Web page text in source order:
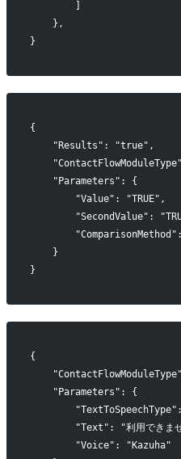
    },
}
{
    "Results": "true",
    "Parameters": {
        "Value": "TRUE",
"SecondValue":
    }
}
{
    "Parameters": {
"Text": "利用できま
        "Voice": "Kazuha"